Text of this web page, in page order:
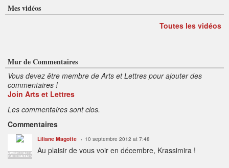
Mes vidéos
Toutes les vidéos
Mur de Commentaires
Vous devez être membre de Arts et Lettres pour ajouter des
commentaires !
Join Arts et Lettres
Les commentaires sont clos.
Commentaires
ADMINISTRATEUR
PARTENARIATS
Liliane Magotte 10 septembre 2012 at 7:48
Au plaisir de vous voir en décembre, Krassimira !